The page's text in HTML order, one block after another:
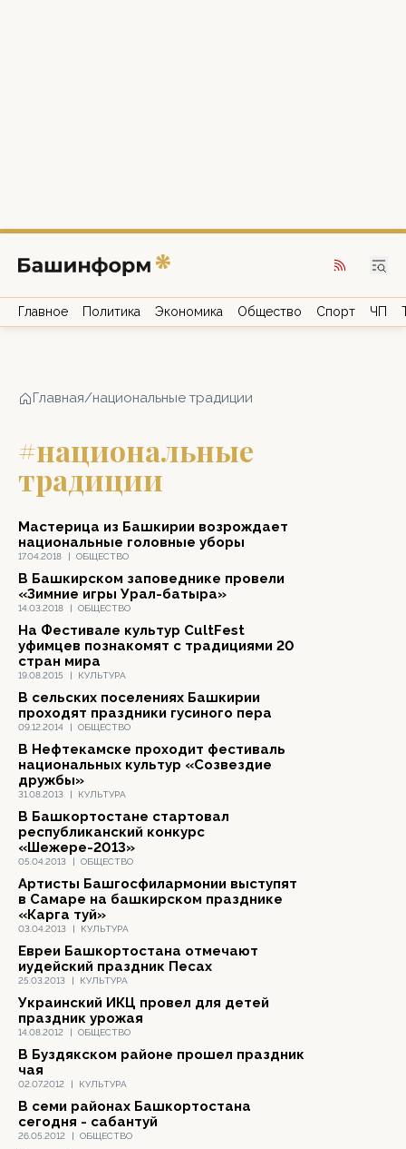
Главное Политика Экономика Общество Спорт ЧП
Главная/национальные традиции
#национальные
традиции
17.04.2018 | ОБЩЕСТВО
Мастерица из Башкирии возрождает
национальные головные уборы
14.03.2018 | ОБЩЕСТВО
В Башкирском заповеднике провели
«Зимние игры Урал-батыра»
19.08.2015 | КУЛЬТУРА
На Фестивале культур CultFest
уфимцев познакомят с традициями 20
стран мира
09.12.2014 | ОБЩЕСТВО
В сельских поселениях Башкирии
проходят праздники гусиного пера
31.08.2013 | КУЛЬТУРА
В Нефтекамске проходит фестиваль
национальных культур «Созвездие
дружбы»
05.04.2013 | ОБЩЕСТВО
В Башкортостане стартовал
республиканский конкурс
«Шежере-2013»
03.04.2013 | КУЛЬТУРА
Артисты Башгосфилармонии выступят
в Самаре на башкирском празднике
«Карга туй»
25.03.2013 | КУЛЬТУРА
Евреи Башкортостана отмечают
иудейский праздник Песах
14.08.2012 | ОБЩЕСТВО
Украинский ИКЦ провел для детей
праздник урожая
02.07.2012 | КУЛЬТУРА
В Буздякском районе прошел праздник
чая
26.05.2012 | ОБЩЕСТВО
В семи районах Башкортостана
сегодня - сабантуй